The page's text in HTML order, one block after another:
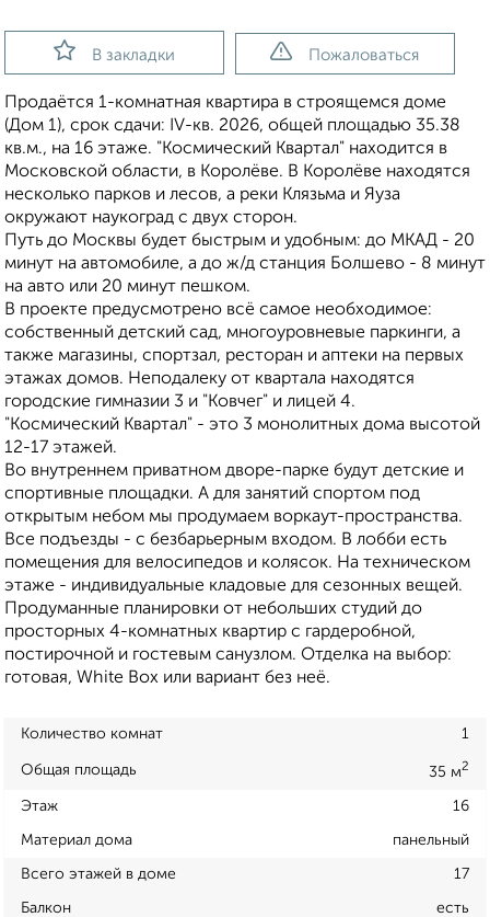
В закладки Пожаловаться
Продаётся 1-комнатная квартира в строящемся доме
(Дом 1), срок сдачи: IV-кв. 2026, общей площадью 35.38
кв.м., на 16 этаже. "Космический Квартал" находится в
Московской области, в Королёве. В Королёве находятся
несколько парков и лесов, а реки Клязьма и Яуза
окружают наукоград с двух сторон.
Путь до Москвы будет быстрым и удобным: до МКАД - 20
минут на автомобиле, а до ж/д станция Болшево - 8 минут
на авто или 20 минут пешком.
В проекте предусмотрено всё самое необходимое:
собственный детский сад, многоуровневые паркинги, а
также магазины, спортзал, ресторан и аптеки на первых
этажах домов. Неподалеку от квартала находятся
городские гимназии 3 и "Ковчег" и лицей 4.
"Космический Квартал" - это 3 монолитных дома высотой
12-17 этажей.
Во внутреннем приватном дворе-парке будут детские и
спортивные площадки. А для занятий спортом под
открытым небом мы продумаем воркаут-пространства.
Все подъезды - с безбарьерным входом. В лобби есть
помещения для велосипедов и колясок. На техническом
этаже - индивидуальные кладовые для сезонных вещей.
Продуманные планировки от небольших студий до
просторных 4-комнатных квартир с гардеробной,
постирочной и гостевым санузлом. Отделка на выбор:
готовая, White Box или вариант без неё.
Количество комнат 1
Общая площадь 35 м2
Этаж 16
Материал дома панельный
Всего этажей в доме 17
Балкон есть